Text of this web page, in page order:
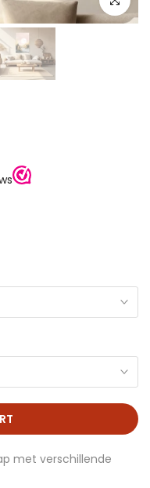
met verschillende